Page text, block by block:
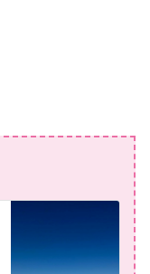
マグボトル ドリン